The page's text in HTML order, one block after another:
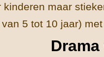
maar
5 tot 10 jaar)